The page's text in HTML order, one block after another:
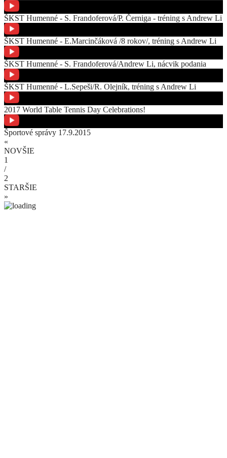
ŠKST Humenné - S. Frandoferová/P. Černiga - tréning s Andrew Li
ŠKST Humenné - E.Marcinčáková /8 rokov/, tréning s Andrew Li
ŠKST Humenné - S. Frandoferová/Andrew Li, nácvik podania
ŠKST Humenné - L.Sepeši/R. Olejník, tréning s Andrew Li
2017 World Table Tennis Day Celebrations!
Športové správy 17.9.2015
«
NOVŠIE
1
/
2
STARŠIE
»